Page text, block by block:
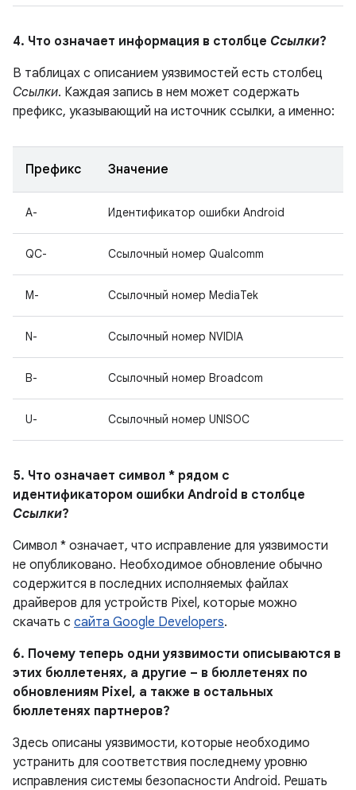
4. Что означает информация в столбце Ссылки?
В таблицах с описанием уязвимостей есть столбец
Ссылки. Каждая запись в нем может содержать
префикс, указывающий на источник ссылки, а именно:
Префикс Значение
A- Идентификатор ошибки Android
QC- Ссылочный номер Qualcomm
M- Ссылочный номер MediaTek
N- Ссылочный номер NVIDIA
B- Ссылочный номер Broadcom
U- Ссылочный номер UNISOC
5. Что означает символ * рядом с
идентификатором ошибки Android в столбце
Ссылки?
Символ * означает, что исправление для уязвимости
не опубликовано. Необходимое обновление обычно
содержится в последних исполняемых файлах
драйверов для устройств Pixel, которые можно
скачать с сайта Google Developers.
6. Почему теперь одни уязвимости описываются в
этих бюллетенях, а другие – в бюллетенях по
обновлениям Pixel, а также в остальных
бюллетенях партнеров?
Здесь описаны уязвимости, которые необходимо
устранить для соответствия последнему уровню
исправления системы безопасности Android. Решать